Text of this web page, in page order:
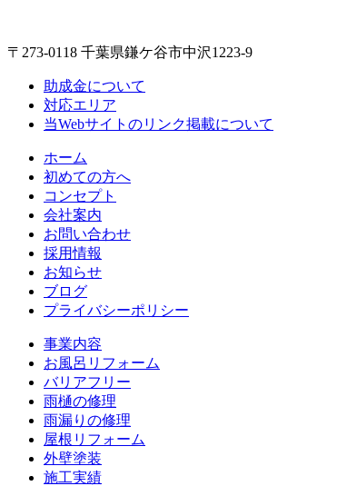
〒273-0118 千葉県鎌ケ谷市中沢1223-9
助成金について
対応エリア
当Webサイトのリンク掲載について
ホーム
初めての方へ
コンセプト
会社案内
お問い合わせ
採用情報
お知らせ
ブログ
プライバシーポリシー
事業内容
お風呂リフォーム
バリアフリー
雨樋の修理
雨漏りの修理
屋根リフォーム
外壁塗装
施工実績